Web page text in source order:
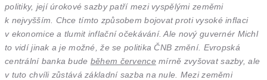
politiky, její úrokové sazby patří mezi vyspělými zeměmi
k nejvyšším. Chce tímto způsobem bojovat proti vysoké inflaci
v ekonomice a tlumit inflační očekávání. Ale nový guvernér Michl
to vidí jinak a je možné, že se politika ČNB změní. Evropská
centrální banka bude během červencemírně zvyšovat sazby, ale
v tuto chvíli zůstává základní sazba na nule. Mezi zeměmi